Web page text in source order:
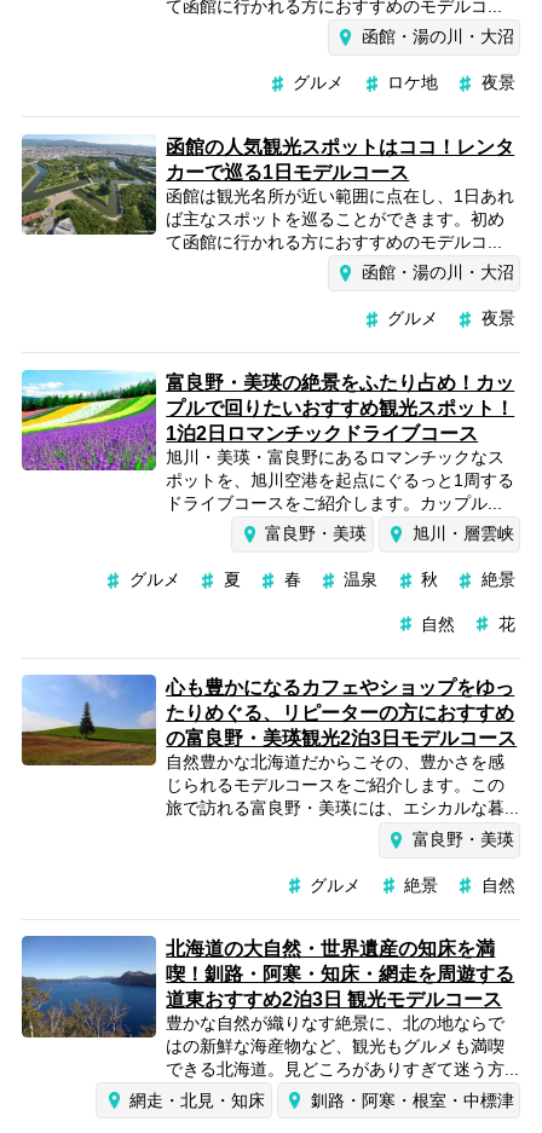
て函館に行かれる方におすすめのモデルコ...
函館・湯の川・大沼
グルメ ロケ地 夜景
函館の人気観光スポットはココ！レンタ
カーで巡る1日モデルコース
函館は観光名所が近い範囲に点在し、1日あれ
ば主なスポットを巡ることができます。初め
て函館に行かれる方におすすめのモデルコ...
函館・湯の川・大沼
グルメ 夜景
富良野・美瑛の絶景をふたり占め！カッ
プルで回りたいおすすめ観光スポット！
1泊2日ロマンチックドライブコース
旭川・美瑛・富良野にあるロマンチックなス
ポットを、旭川空港を起点にぐるっと1周する
ドライブコースをご紹介します。カップル...
富良野・美瑛
旭川・層雲峡
グルメ 夏 春 温泉 秋 絶景
自然 花
心も豊かになるカフェやショップをゆっ
たりめぐる、リピーターの方におすすめ
の富良野・美瑛観光2泊3日モデルコース
自然豊かな北海道だからこその、豊かさを感
じられるモデルコースをご紹介します。この
旅で訪れる富良野・美瑛には、エシカルな暮...
富良野・美瑛
グルメ 絶景 自然
北海道の大自然・世界遺産の知床を満
喫！釧路・阿寒・知床・網走を周遊する
道東おすすめ2泊3日 観光モデルコース
豊かな自然が織りなす絶景に、北の地ならで
はの新鮮な海産物など、観光もグルメも満喫
できる北海道。見どころがありすぎて迷う方...
網走・北見・知床
釧路・阿寒・根室・中標津